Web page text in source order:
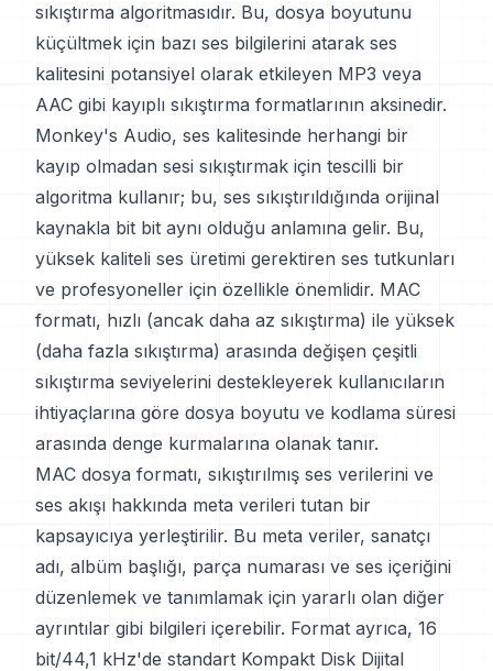
sıkıştırma algoritmasıdır. Bu, dosya boyutunu
küçültmek için bazı ses bilgilerini atarak ses
kalitesini potansiyel olarak etkileyen MP3 veya
AAC gibi kayıplı sıkıştırma formatlarının aksinedir.
Monkey's Audio, ses kalitesinde herhangi bir
kayıp olmadan sesi sıkıştırmak için tescilli bir
algoritma kullanır; bu, ses sıkıştırıldığında orijinal
kaynakla bit bit aynı olduğu anlamına gelir. Bu,
yüksek kaliteli ses üretimi gerektiren ses tutkunları
ve profesyoneller için özellikle önemlidir. MAC
formatı, hızlı (ancak daha az sıkıştırma) ile yüksek
(daha fazla sıkıştırma) arasında değişen çeşitli
sıkıştırma seviyelerini destekleyerek kullanıcıların
ihtiyaçlarına göre dosya boyutu ve kodlama süresi
arasında denge kurmalarına olanak tanır.
MAC dosya formatı, sıkıştırılmış ses verilerini ve
ses akışı hakkında meta verileri tutan bir
kapsayıcıya yerleştirilir. Bu meta veriler, sanatçı
adı, albüm başlığı, parça numarası ve ses içeriğini
düzenlemek ve tanımlamak için yararlı olan diğer
ayrıntılar gibi bilgileri içerebilir. Format ayrıca, 16
bit/44,1 kHz'de standart Kompakt Disk Dijital